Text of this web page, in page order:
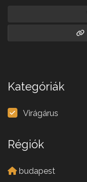
Kategóriák
Virágárus
Régiók
budapest